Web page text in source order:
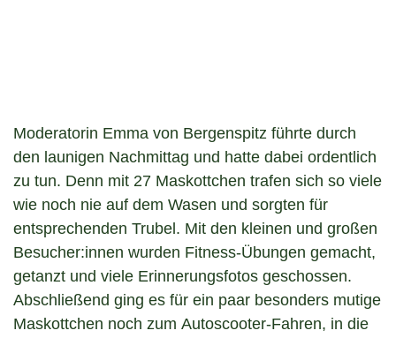
Moderatorin Emma von Bergenspitz führte durch
den launigen Nachmittag und hatte dabei ordentlich
zu tun. Denn mit 27 Maskottchen trafen sich so viele
wie noch nie auf dem Wasen und sorgten für
entsprechenden Trubel. Mit den kleinen und großen
Besucher:innen wurden Fitness-Übungen gemacht,
getanzt und viele Erinnerungsfotos geschossen.
Abschließend ging es für ein paar besonders mutige
Maskottchen noch zum Autoscooter-Fahren, in die